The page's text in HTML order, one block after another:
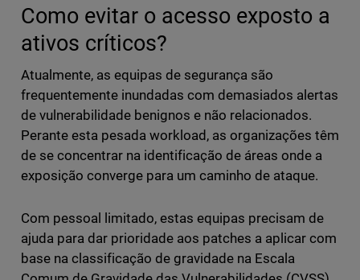
Como evitar o acesso exposto a
ativos críticos?
Atualmente, as equipas de segurança são
frequentemente inundadas com demasiados alertas
de vulnerabilidade benignos e não relacionados.
Perante esta pesada workload, as organizações têm
de se concentrar na identificação de áreas onde a
exposição converge para um caminho de ataque.
Com pessoal limitado, estas equipas precisam de
ajuda para dar prioridade aos patches a aplicar com
base na classificação de gravidade na Escala